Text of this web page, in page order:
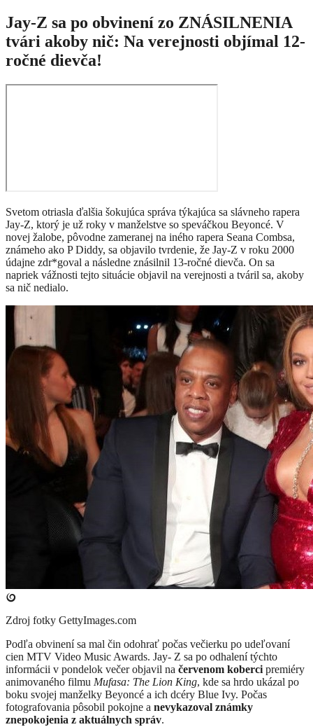
Jay-Z sa po obvinení zo ZNÁSILNENIA
tvári akoby nič: Na verejnosti objímal 12-
ročné dievča!
Svetom otriasla ďalšia šokujúca správa týkajúca sa slávneho rapera
Jay-Z, ktorý je už roky v manželstve so speváčkou Beyoncé. V
novej žalobe, pôvodne zameranej na iného rapera Seana Combsa,
známeho ako P Diddy, sa objavilo tvrdenie, že Jay-Z v roku 2000
údajne zdr*goval a následne znásilnil 13-ročné dievča. On sa
napriek vážnosti tejto situácie objavil na verejnosti a tváril sa, akoby
sa nič nedialo.
Zdroj fotky GettyImages.com
​Podľa obvinení sa mal čin odohrať počas večierku po udeľovaní
cien MTV Video Music Awards. Jay- Z sa po odhalení týchto
informácii v pondelok večer objavil na červenom koberci premiéry
animovaného filmu Mufasa: The Lion King, kde sa hrdo ukázal po
boku svojej manželky Beyoncé a ich dcéry Blue Ivy. Počas
fotografovania pôsobil pokojne a nevykazoval známky
znepokojenia z aktuálnych správ.